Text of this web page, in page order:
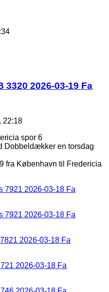
3320 2026-03-19 Fa
22:18
spor 6
Dobbeldækker en torsdag
fra København til Fredericia